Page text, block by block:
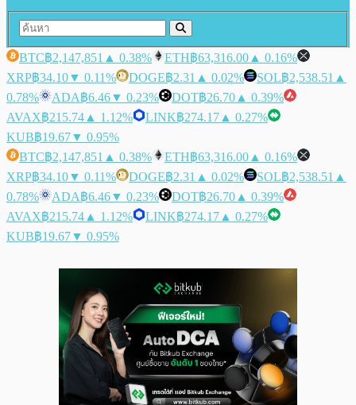
BTC฿2,147,851 ▲ 0.38% ETH฿63,316.00 ▲ 0.16%
XRP฿34.10▼ 0.11% DOGE฿2.31 ▲ 0.02% SOL฿2,538.51 ▲
0.78%
ADA฿6.46▼ 0.23% DOT฿26.70 ▲ 0.39%
AVAX฿215.74 ▲ 1.12% LINK฿274.17 ▲ 0.27%
KUB฿19.67▼ 0.95%
BTC฿2,147,851 ▲ 0.38% ETH฿63,316.00 ▲ 0.16%
XRP฿34.10▼ 0.11% DOGE฿2.31 ▲ 0.02% SOL฿2,538.51 ▲
0.78%
ADA฿6.46▼ 0.23% DOT฿26.70 ▲ 0.39%
AVAX฿215.74 ▲ 1.12% LINK฿274.17 ▲ 0.27%
KUB฿19.67▼ 0.95%